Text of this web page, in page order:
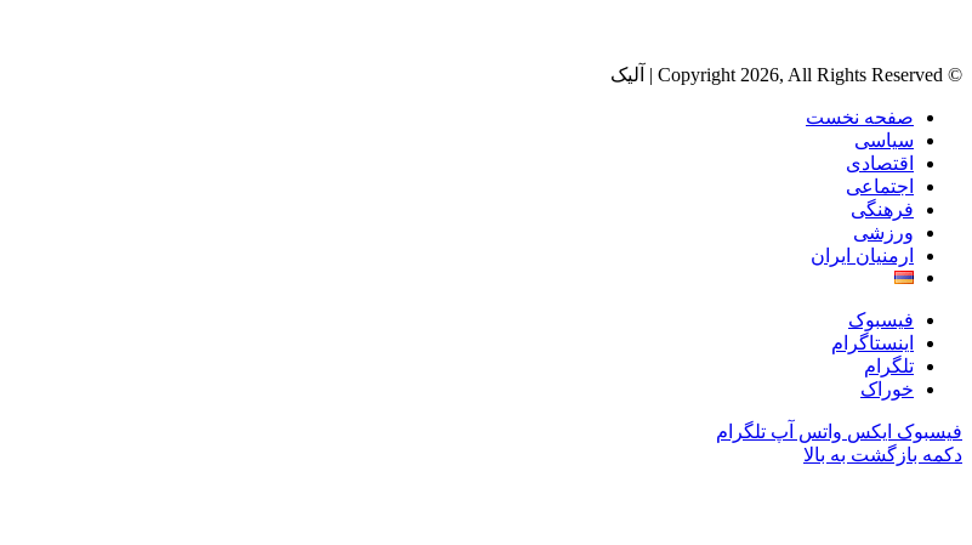
© Copyright 2026, All Rights Reserved | آلیک
صفحه نخست
سیاسی
اقتصادی
اجتماعی
فرهنگی
ورزشی
ارمنیان ایران
فیسبوک
اینستاگرام
تلگرام
خوراک
فیسبوک ایکس واتس آپ تلگرام
دکمه بازگشت به بالا